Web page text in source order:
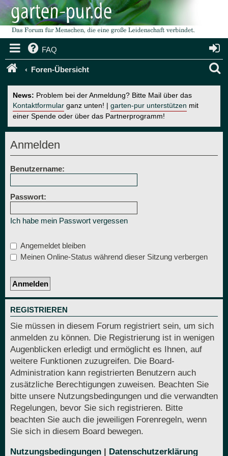
FAQ
Foren-Übersicht
News: Problem bei der Anmeldung? Bitte Mail über das
Kontaktformular ganz unten! | garten-pur unterstützen mit
einer Spende oder über das Partnerprogramm!
Anmelden
Benutzername:
Passwort:
Ich habe mein Passwort vergessen
Angemeldet bleiben
Meinen Online-Status während dieser Sitzung verbergen
REGISTRIEREN
Sie müssen in diesem Forum registriert sein, um sich
anmelden zu können. Die Registrierung ist in wenigen
Augenblicken erledigt und ermöglicht es Ihnen, auf
weitere Funktionen zuzugreifen. Die Board-
Administration kann registrierten Benutzern auch
zusätzliche Berechtigungen zuweisen. Beachten Sie
bitte unsere Nutzungsbedingungen und die verwandten
Regelungen, bevor Sie sich registrieren. Bitte
beachten Sie auch die jeweiligen Forenregeln, wenn
Sie sich in diesem Board bewegen.
Nutzungsbedingungen | Datenschutzerklärung